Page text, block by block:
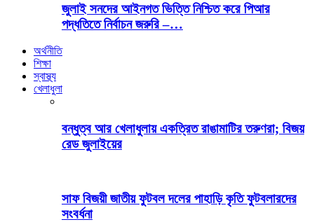
জুলাই সনদের আইনগত ভিত্তি নিশ্চিত করে পিআর
পদ্ধতিতে নির্বাচন জরুরি –…
অর্থনীতি
শিক্ষা
স্বাস্থ্য
খেলাধুলা
বন্ধুত্ব আর খেলাধুলায় একত্রিত রাঙামাটির তরুণরা; বিজয়
রেড জুলাইয়ের
সাফ বিজয়ী জাতীয় ফুটবল দলের পাহাড়ি কৃতি ফুটবলারদের
সংবর্ধনা